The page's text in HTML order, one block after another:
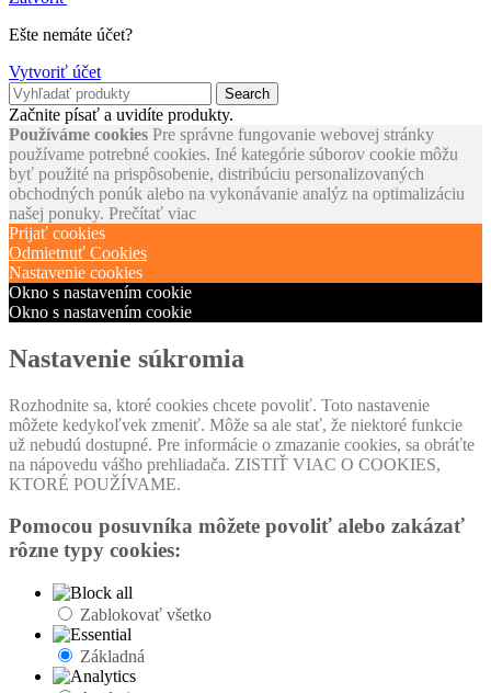
Ešte nemáte účet?
Vytvoriť účet
Search
Začnite písať a uvidíte produkty.
Používáme cookies Pre správne fungovanie webovej stránky
používame potrebné cookies. Iné kategórie súborov cookie môžu
byť použité na prispôsobenie, distribúciu personalizovaných
obchodných ponúk alebo na vykonávanie analýz na optimalizáciu
našej ponuky. Prečítať viac
Prijať cookies
Odmietnuť Cookies
Nastavenie cookies
Okno s nastavením cookie
Okno s nastavením cookie
Nastavenie súkromia
Rozhodnite sa, ktoré cookies chcete povoliť. Toto nastavenie
môžete kedykoľvek zmeniť. Môže sa ale stať, že niektoré funkcie
už nebudú dostupné. Pre informácie o zmazanie cookies, sa obráťte
na nápovedu vášho prehliadača. ZISTIŤ VIAC O COOKIES,
KTORÉ POUŽÍVAME.
Pomocou posuvníka môžete povoliť alebo zakázať
rôzne typy cookies:
Zablokovať všetko
Základná